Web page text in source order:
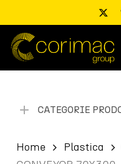
main
content
x-
Ricerca
prodotti
CATEGORIE
Home Plastica